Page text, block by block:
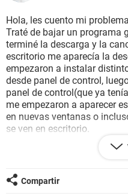
Hola, les cuento mi
Traté de bajar un programa
terminé la descarga y la
escritorio me aparecía la
empezaron a instalar
desde panel de control,
panel de control(que ya
me empezaron a aparecer
en nuevas ventanas o
se ven en escritorio.
ya tengo el AdBlock, ya
nada de esto lo soluciona.
tengo en panel.
La compu es una notebook
Compartir